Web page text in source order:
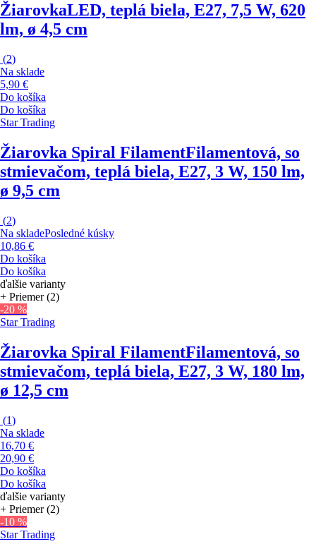
ŽiarovkaLED, teplá biela, E27, 7,5 W, 620
lm, ø 4,5 cm
(2)
Na sklade
5,90 €
Do košíka
Do košíka
Star Trading
Žiarovka Spiral FilamentFilamentová, so
stmievačom, teplá biela, E27, 3 W, 150 lm,
ø 9,5 cm
(2)
Na skladePosledné kúsky
10,86 €
Do košíka
Do košíka
ďalšie varianty
+ Priemer (2)
-20 %
Star Trading
Žiarovka Spiral FilamentFilamentová, so
stmievačom, teplá biela, E27, 3 W, 180 lm,
ø 12,5 cm
(1)
Na sklade
16,70 €
20,90 €
Do košíka
Do košíka
ďalšie varianty
+ Priemer (2)
-10 %
Star Trading